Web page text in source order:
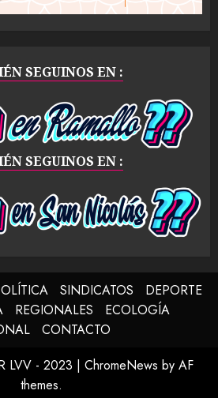
SEGUINOS EN :
SEGUINOS EN :
SINDICATOS
DEPORTE
REGIONALES
ECOLOGÍA
CONTACTO
LVV - 2023 | ChromeNews by AF
themes.